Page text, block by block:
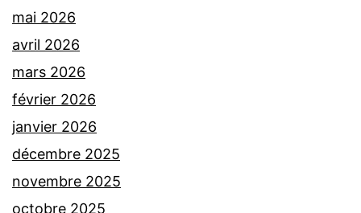
mai 2026
avril 2026
mars 2026
février 2026
janvier 2026
décembre 2025
novembre 2025
octobre 2025